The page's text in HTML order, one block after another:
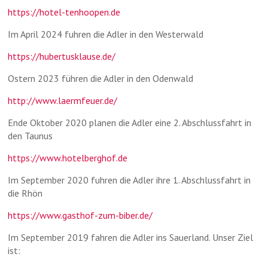
https://hotel-tenhoopen.de
Im April 2024 fuhren die Adler in den Westerwald
https://hubertusklause.de/
Ostern 2023 führen die Adler in den Odenwald
http://www.laermfeuer.de/
Ende Oktober 2020 planen die Adler eine 2. Abschlussfahrt in
den Taunus
https://www.hotelberghof.de
Im September 2020 fuhren die Adler ihre 1. Abschlussfahrt in
die Rhön
https://www.gasthof-zum-biber.de/
Im September 2019 fahren die Adler ins Sauerland. Unser Ziel
ist: